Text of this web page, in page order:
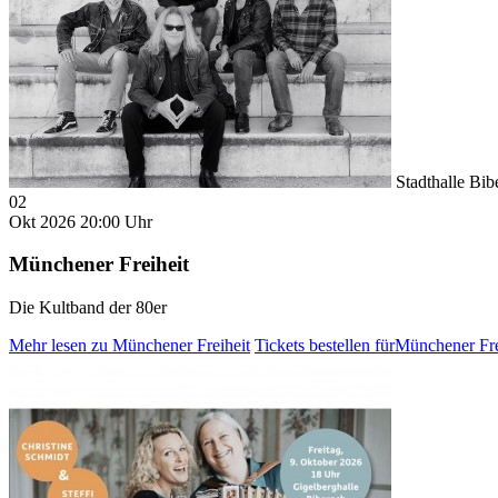
Stadthalle
02
Okt 2026 20:00 Uhr
Münchener Freiheit
Die Kultband der 80er
Mehr lesen zu Münchener Freiheit Tickets bestellen fürMünchener